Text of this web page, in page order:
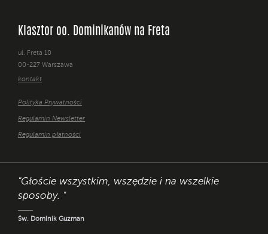
Klasztor oo. Dominikanów na Freta
ul. Freta 10
00-227 Warszawa
kontakt
Polityka Prywatności
Regulamin Newsletter
Regulamin płatności
"Głoście wszystkim, wszędzie i na wszelkie
sposoby. "
Św. Dominik Guzman